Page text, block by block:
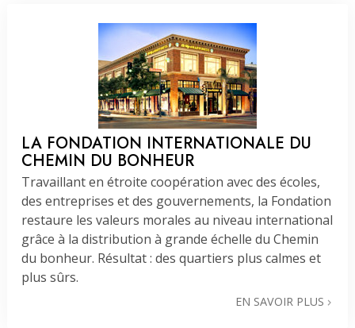
LA FONDATION INTERNATIONALE DU
CHEMIN DU BONHEUR
Travaillant en étroite coopération avec des écoles,
des entreprises et des gouvernements, la Fondation
restaure les valeurs morales au niveau international
grâce à la distribution à grande échelle du Chemin
du bonheur. Résultat : des quartiers plus calmes et
plus sûrs.
EN SAVOIR PLUS